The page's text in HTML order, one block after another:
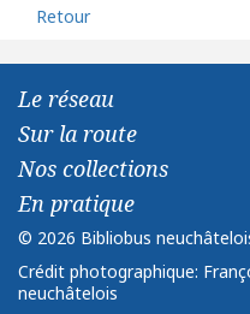
Retour
Le réseau
Sur la route
Nos collections
En pratique
© 2026 Bibliobus
Crédit photographique:
neuchâtelois